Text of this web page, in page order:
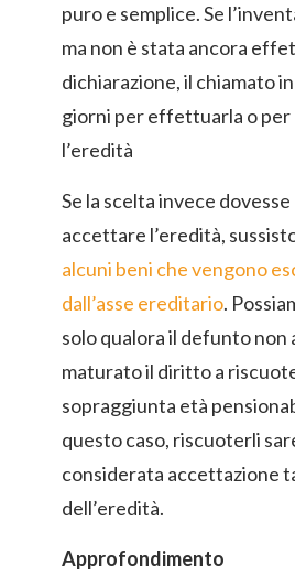
puro e semplice. Se
ma non è stata ancora
dichiarazione, il chiamato
giorni per effettuarla o
l’eredità
Se la scelta invece
accettare l’eredità,
alcuni beni che vengono
dall’asse ereditario.
solo qualora il defunto non
maturato il diritto a
sopraggiunta età
questo caso, riscuoterli
considerata accettazione
dell’eredità.
Approfondimento